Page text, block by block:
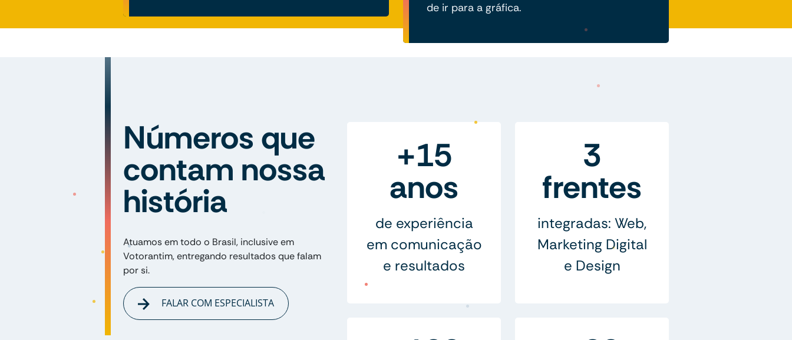
de ir para a gráfica.
Números que
contam nossa
história
Atuamos em todo o Brasil, inclusive em
Votorantim, entregando resultados que falam
por si.
FALAR COM ESPECIALISTA
+15
anos
de experiência
em comunicação
e resultados
3
frentes
integradas: Web,
Marketing Digital
e Design